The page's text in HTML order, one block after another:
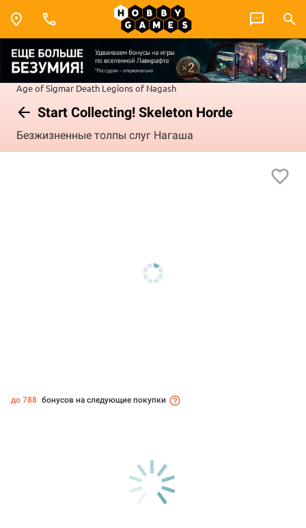
Age of Sigmar Death Legions of Nagash
Start Collecting! Skeleton Horde
Безжизненные толпы слуг Нагаша
до 788 бонусов на следующие покупки